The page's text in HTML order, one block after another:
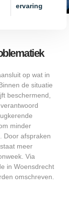
ervaring
op wat in
de situatie
beschermend,
minder
Door afspraken
meer
Via
in Woensdrecht
omschreven.